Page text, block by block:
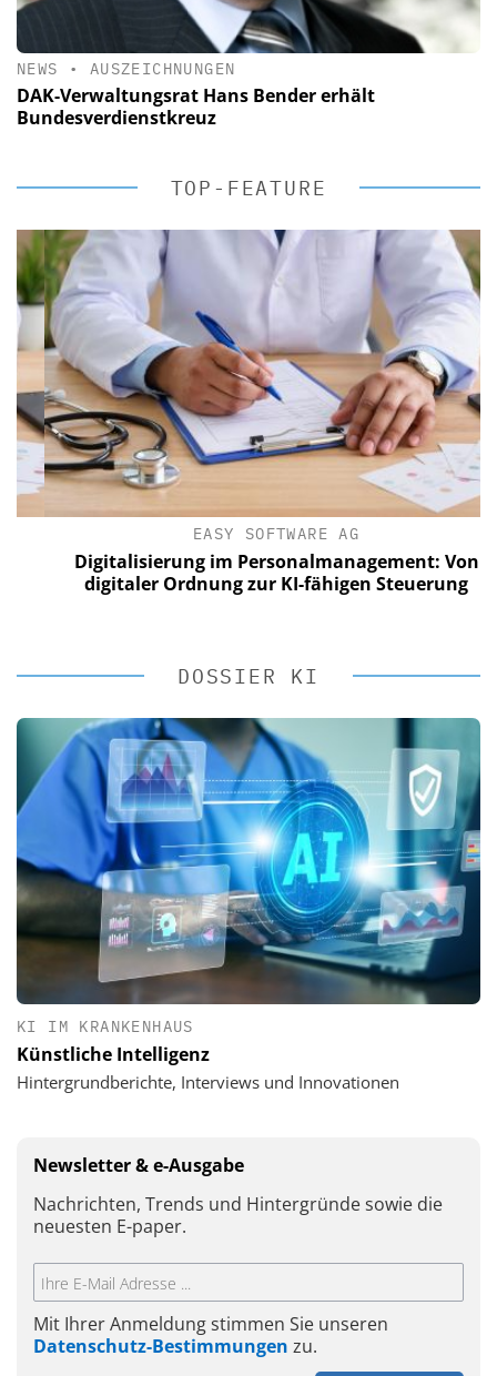
NEWS • AUSZEICHNUNGEN
DAK-Verwaltungsrat Hans Bender erhält
Bundesverdienstkreuz
TOP-FEATURE
EASY SOFTWARE AG
Digitalisierung im Personalmanagement: Von
digitaler Ordnung zur KI-fähigen Steuerung
DOSSIER KI
KI IM KRANKENHAUS
Künstliche Intelligenz
Hintergrundberichte, Interviews und Innovationen
Newsletter & e-Ausgabe
Nachrichten, Trends und Hintergründe sowie die
neuesten E-paper.
Mit Ihrer Anmeldung stimmen Sie unseren
Datenschutz-Bestimmungen zu.